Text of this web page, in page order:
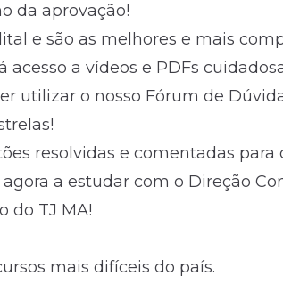
da aprovação!
e são as melhores e mais
acesso a vídeos e PDFs
utilizar o nosso Fórum de
resolvidas e comentadas para
a estudar com o Direção
do TJ MA!
mais difíceis do país.